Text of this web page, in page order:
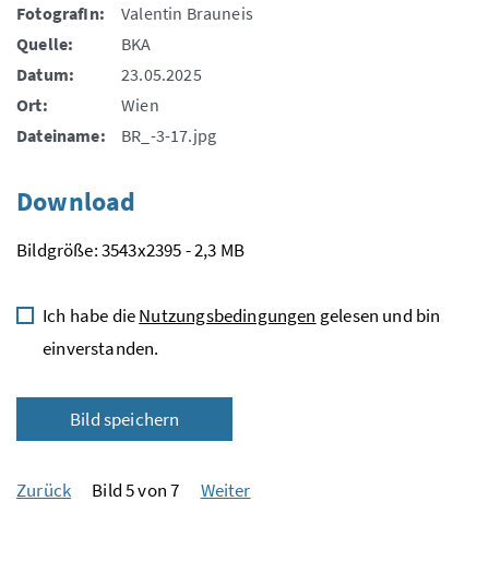
FotografIn:
Valentin Brauneis
Quelle:
BKA
Datum:
23.05.2025
Ort:
Wien
Dateiname:
BR_-3-17.jpg
Download
Bildgröße: 3543x2395 - 2,3 MB
Ich habe dieNutzungsbedingungen gelesen und bin
einverstanden.
Bild speichern
Zurück Bild 5 von 7 Weiter